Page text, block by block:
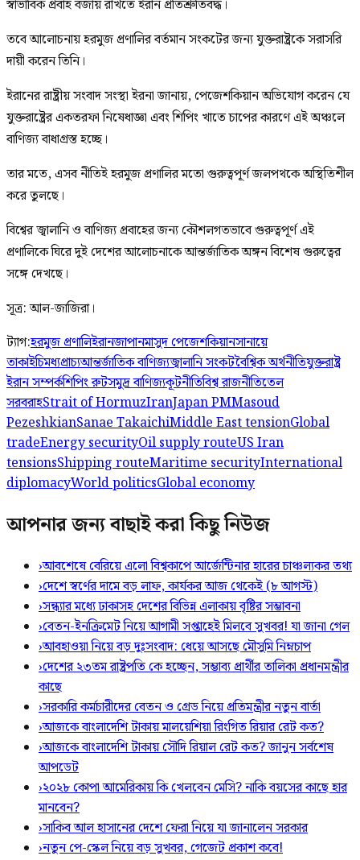
স্বাভাবিক প্রবাহ বজায় রাখতে ইরান প্রতিশ্রুতিবদ্ধ।
তবে আলোচনায় হরমুজ প্রণালির বর্তমান সংকটের জন্য যুক্তরাষ্ট্রকে সরাসরি
দায়ী করেন তিনি।
ইরানের রাষ্ট্রীয় সংবাদ সংস্থা ইরনা জানায়, পেজেশকিয়ান অভিযোগ করেন যে
যুক্তরাষ্ট্রের একতরফা নিষেধাজ্ঞা এবং শিপিং খাতে চাপের কারণে এই অঞ্চলে
বাণিজ্য বাধাগ্রস্ত হচ্ছে।
তার মতে, এসব নীতিই হরমুজ প্রণালির মতো গুরুত্বপূর্ণ জলপথকে অস্থিতিশীল
করে তুলছে।
বিশ্বের জ্বালানি ও বাণিজ্য প্রবাহের জন্য কৌশলগতভাবে গুরুত্বপূর্ণ এই
প্রণালিকে ঘিরে দুই দেশের আলোচনাকে আন্তর্জাতিক অঙ্গন বিশেষ গুরুত্বের
সঙ্গে দেখছে।
সূত্র: আল-জাজিরা।
ট্যাগ:হরমুজ প্রণালিইরানজাপানমাসুদ পেজেশকিয়ানসানায়ে
তাকাইচিমধ্যপ্রাচ্যআন্তর্জাতিক বাণিজ্যজ্বালানি সংকটবৈশ্বিক অর্থনীতিযুক্তরাষ্ট্র
ইরান সম্পর্কশিপিং রুটসমুদ্র বাণিজ্যকূটনীতিবিশ্ব রাজনীতিতেল
সরবরাহStrait of HormuzIranJapan PMMasoud
PezeshkianSanae TakaichiMiddle East tensionGlobal
tradeEnergy securityOil supply routeUS Iran
tensionsShipping routeMaritime securityInternational
diplomacyWorld politicsGlobal economy
আপনার জন্য বাছাই করা কিছু নিউজ
›আবশেষে বেরিয়ে এলো বিশ্বকাপে আর্জেন্টিনার হারের চাঞ্চল্যকর তথ্য
›দেশে স্বর্ণের দামে বড় লাফ, কার্যকর আজ থেকেই (৮ আগস্ট)
›সন্ধ্যার মধ্যে ঢাকাসহ দেশের বিভিন্ন এলাকায় বৃষ্টির সম্ভাবনা
›বেতন-ইনক্রিমেট নিয়ে আগামী সপ্তাহেই মিলবে সুখবর! যা জানা গেল
›আবহাওয়া নিয়ে বড় দুঃসংবাদ: ধেয়ে আসছে মৌসুমি নিম্নচাপ
›দেশের ২৩তম রাষ্ট্রপতি কে হচ্ছেন, সম্ভাব্য প্রার্থীর তালিকা প্রধানমন্ত্রীর
কাছে
›সরকারি কর্মচারীদের বেতন ও গ্রেড নিয়ে প্রতিমন্ত্রীর নতুন বার্তা
›আজকে বাংলাদেশি টাকায় মালয়েশিয়া রিংগিত রিয়ার রেট কত?
›আজকে বাংলাদেশি টাকায় সৌদি রিয়াল রেট কত? জানুন সর্বশেষ
আপডেট
›২০২৮ কোপা আমেরিকায় কি খেলবেন মেসি? নাকি বয়সের কাছে হার
মানবেন?
›সাকিব আল হাসানের দেশে ফেরা নিয়ে যা জানালেন সরকার
›নতুন পে-স্কেল নিয়ে বড় সুখবর, গেজেট প্রকাশ কবে!